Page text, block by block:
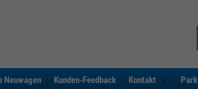
Neuwagen Kunden-Feedback Kontakt